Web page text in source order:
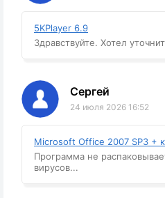
5KPlayer 6.9
Здравствуйте. Хотел
Сергей
24 июля 2026 16:52
Microsoft Office 2007 SP3 +
Программа не
вирусов...